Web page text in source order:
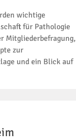
wichtige
für Pathologie
Mitgliederbefragung,
zur
und ein Blick auf